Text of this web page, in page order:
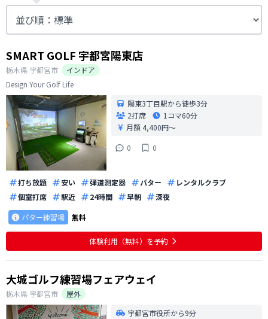
SMART GOLF 宇都宮陽東店
栃木県 宇都宮市
インドア
Design Your Golf Life
陽東3丁目駅から徒歩3分
2打席
1コマ60分
月額 4,400円〜
0
0
打ち放題 安い 弾道測定器 パター
レンタルクラブ
個室打席
駅近 24時間 早朝
深夜
パター練習場
無料
体験利用（無料）を予約
大城ゴルフ練習場フェアウェイ
栃木県 宇都宮市
屋外
宇都宮市役所から9分